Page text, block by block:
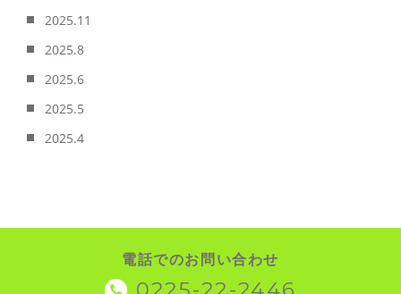
2025.11
2025.8
2025.6
2025.5
2025.4
電話でのお問い合わせ